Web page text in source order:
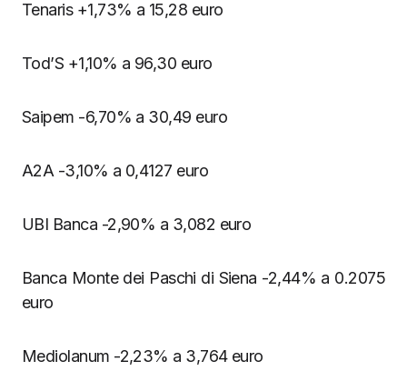
Tenaris +1,73% a 15,28 euro
Tod’S +1,10% a 96,30 euro
Saipem -6,70% a 30,49 euro
A2A -3,10% a 0,4127 euro
UBI Banca -2,90% a 3,082 euro
Banca Monte dei Paschi di Siena -2,44% a 0.2075
euro
Mediolanum -2,23% a 3,764 euro